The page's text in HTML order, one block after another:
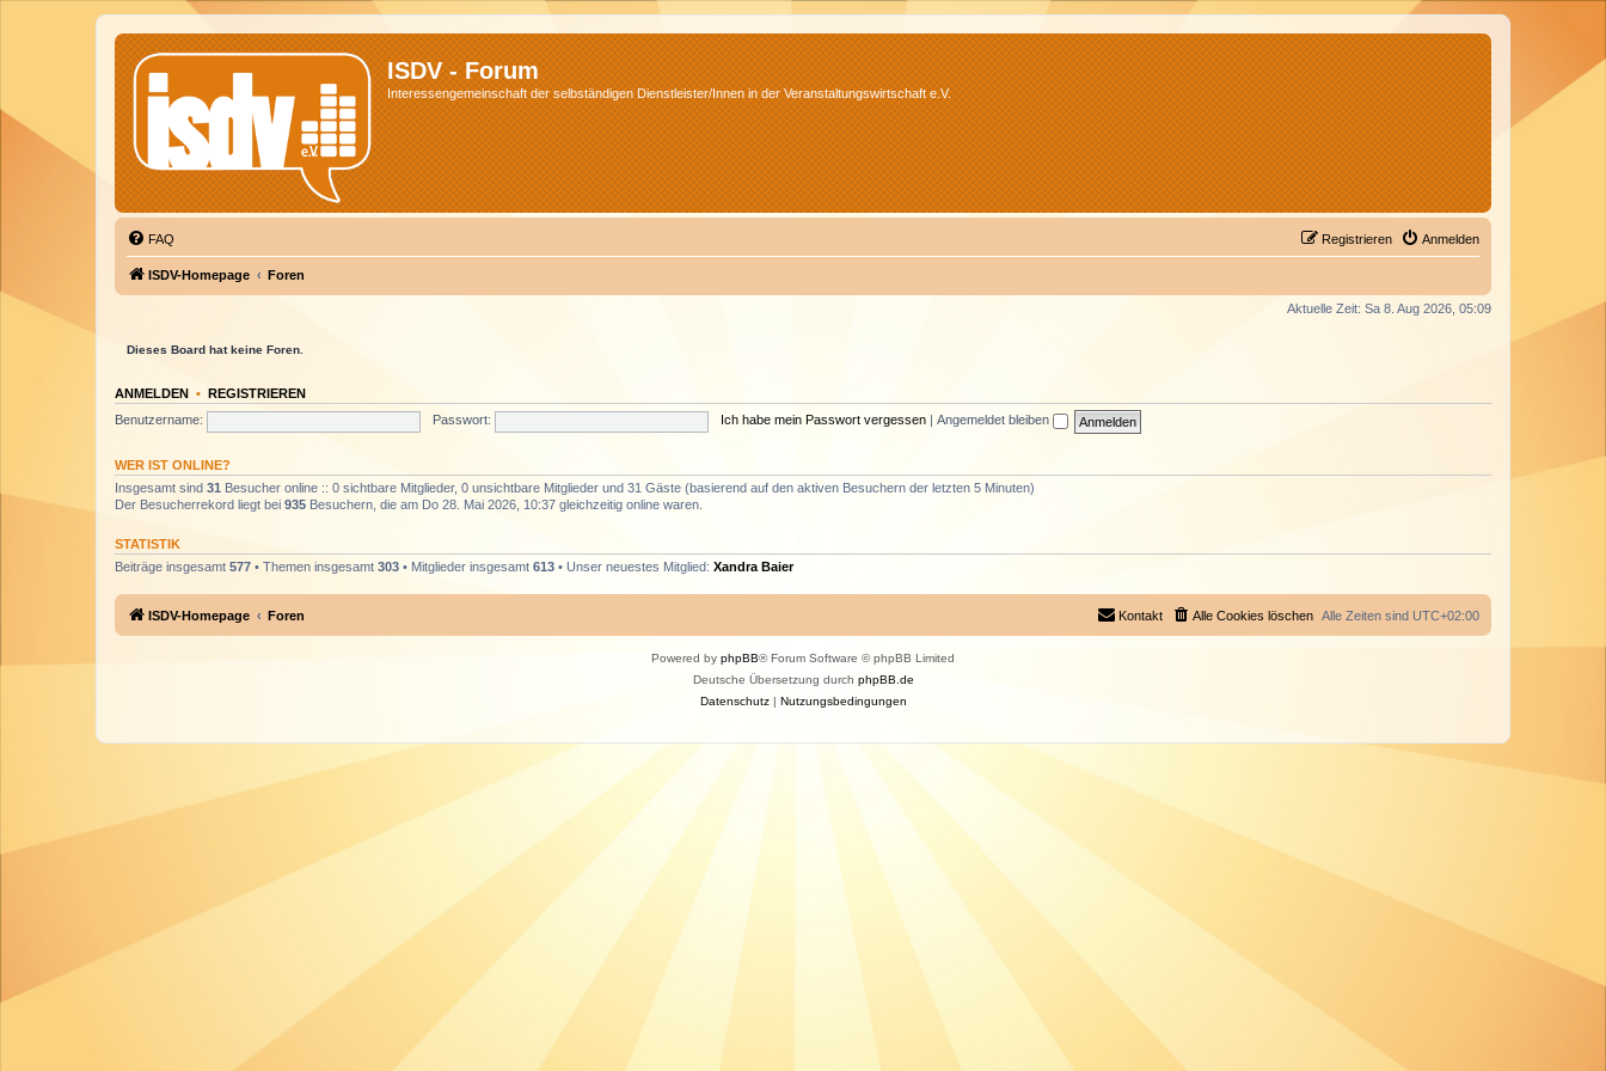
ISDV - Forum
Interessengemeinschaft der selbständigen Dienstleister/Innen in der Veranstaltungswirtschaft e.V.
FAQ Anmelden
Registrieren
ISDV-Homepage Foren
Aktuelle Zeit: Sa 8. Aug 2026, 05:09
Dieses Board hat keine Foren.
ANMELDEN • REGISTRIEREN
Benutzername:
Passwort: Ich habe mein Passwort vergessen Angemeldet bleiben
WER IST ONLINE?
Insgesamt sind 31 Besucher online :: 0 sichtbare Mitglieder, 0 unsichtbare Mitglieder und 31 Gäste (basierend auf den aktiven Besuchern der letzten 5 Minuten)
Der Besucherrekord liegt bei 935 Besuchern, die am Do 28. Mai 2026, 10:37 gleichzeitig online waren.
STATISTIK
Beiträge insgesamt 577 • Themen insgesamt 303 • Mitglieder insgesamt 613 • Unser neuestes Mitglied: Xandra Baier
ISDV-Homepage Foren Alle Zeiten sind UTC+02:00
Alle Cookies löschen
Kontakt
Powered by phpBB® Forum Software © phpBB Limited
Deutsche Übersetzung durch phpBB.de
Datenschutz| Nutzungsbedingungen